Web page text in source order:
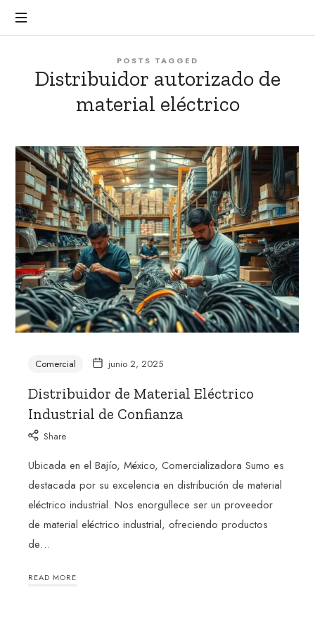
POSTS TAGGED
Distribuidor autorizado de
material eléctrico
Comercial junio 2, 2025
Distribuidor de Material Eléctrico
Industrial de Confianza
Share
Ubicada en el Bajío, México, Comercializadora Sumo es
destacada por su excelencia en distribución de material
eléctrico industrial. Nos enorgullece ser un proveedor
de material eléctrico industrial, ofreciendo productos
de…
READ MORE